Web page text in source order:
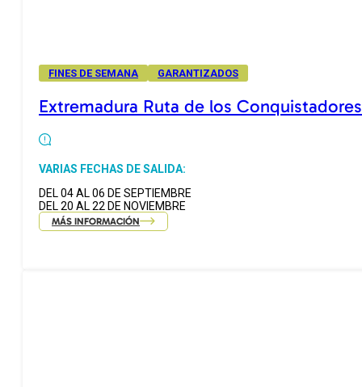
FINES DE SEMANA GARANTIZADOS
Extremadura Ruta de los Conquistadores
VARIAS FECHAS DE SALIDA:
DEL 04 AL 06 DE SEPTIEMBRE
DEL 20 AL 22 DE NOVIEMBRE
MÁS INFORMACIÓN